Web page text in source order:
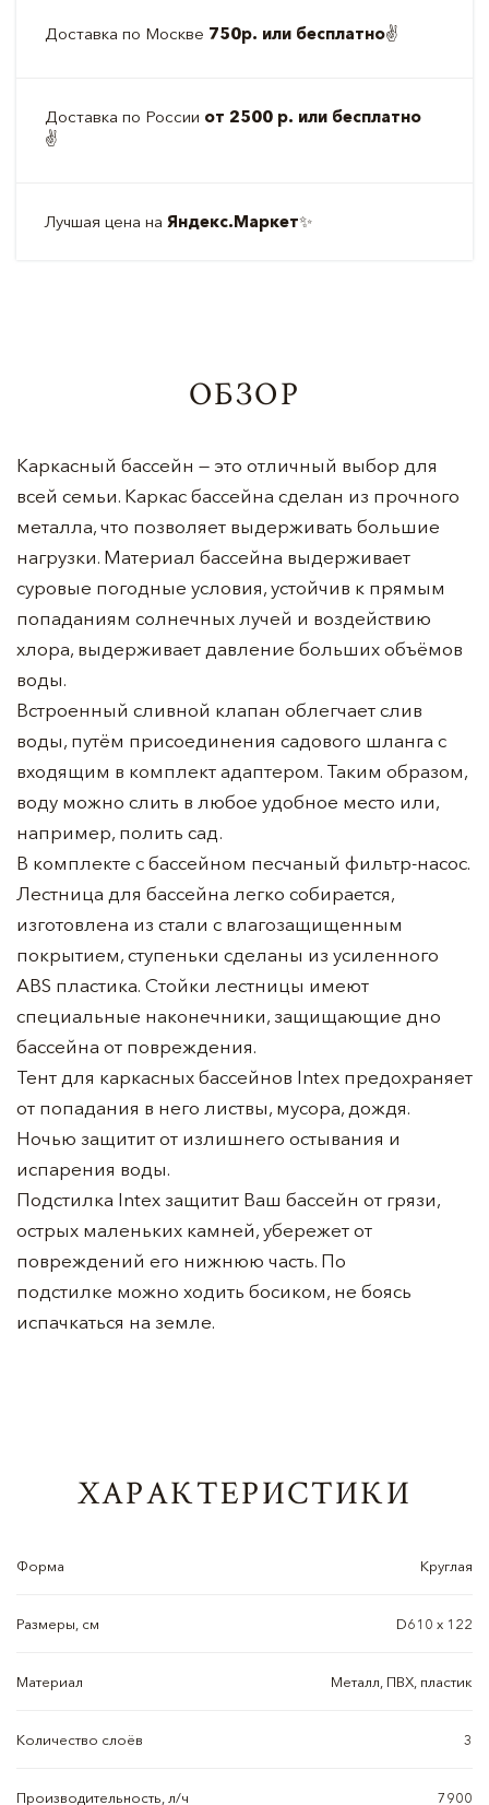
Доставка по Москве 750р. или бесплатно✌️
Доставка по России от 2500 р. или бесплатно
✌️
Лучшая цена на Яндекс.Маркет✨
ОБЗОР
Каркасный бассейн — это отличный выбор для
всей семьи. Каркас бассейна сделан из прочного
металла, что позволяет выдерживать большие
нагрузки. Материал бассейна выдерживает
суровые погодные условия, устойчив к прямым
попаданиям солнечных лучей и воздействию
хлора, выдерживает давление больших объёмов
воды.
Встроенный сливной клапан облегчает слив
воды, путём присоединения садового шланга с
входящим в комплект адаптером. Таким образом,
воду можно слить в любое удобное место или,
например, полить сад.
В комплекте с бассейном песчаный фильтр-насос.
Лестница для бассейна легко собирается,
изготовлена из стали с влагозащищенным
покрытием, ступеньки сделаны из усиленного
ABS пластика. Стойки лестницы имеют
специальные наконечники, защищающие дно
бассейна от повреждения.
Тент для каркасных бассейнов Intex предохраняет
от попадания в него листвы, мусора, дождя.
Ночью защитит от излишнего остывания и
испарения воды.
Подстилка Intex защитит Ваш бассейн от грязи,
острых маленьких камней, убережет от
повреждений его нижнюю часть. По
подстилке можно ходить босиком, не боясь
испачкаться на земле.
ХАРАКТЕРИСТИКИ
Форма Круглая
Размеры, см D610 х 122
Материал Металл, ПВХ, пластик
Количество слоёв 3
Производительность, л/ч 7900